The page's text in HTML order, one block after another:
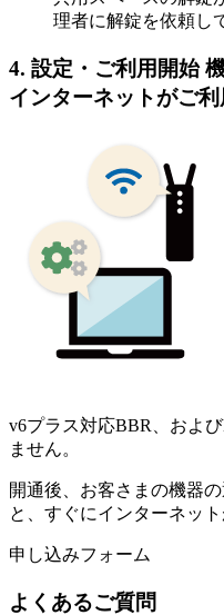
理者に解錠を依頼し
4. 設定・ご利用開始
インターネットがご
v6プラス対応BBR、およ
ません。
開通後、お客さまの機器
と、すぐにインターネッ
申し込みフォーム
よくあるご質問